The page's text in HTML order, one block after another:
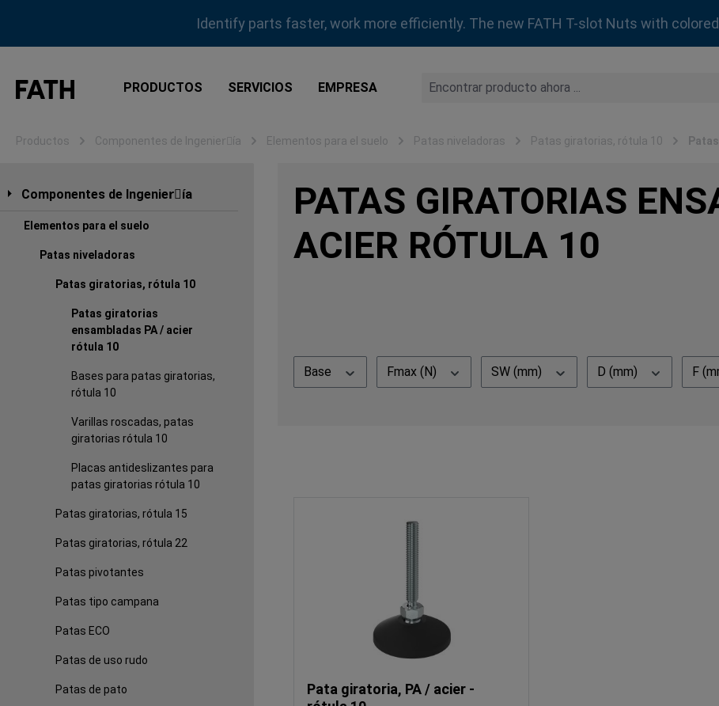
Saltar a la navegación principalIdentify parts faster, work more efficiently. The new FATH T-slot Nuts with
PRODUCTOS SERVICIOS EMPRESA
Productos Componentes de Ingenierِía Elementos para el suelo Patas niveladoras Patas giratorias, rótula 10
Componentes de Ingenierِía
Elementos para el suelo
Patas niveladoras
Patas giratorias, rótula 10
Patas giratorias
ensambladas PA / acier
rótula 10
Bases para patas giratorias,
rótula 10
Varillas roscadas, patas
giratorias rótula 10
Placas antideslizantes para
patas giratorias rótula 10
Patas giratorias, rótula 15
Patas giratorias, rótula 22
Patas pivotantes
Patas tipo campana
Patas ECO
Patas de uso rudo
Patas de pato
PATAS GIRATORIAS
ACIER RÓTULA 10
Base Fmax (N) SW (mm) D (mm) F
Pata giratoria, PA / acier -